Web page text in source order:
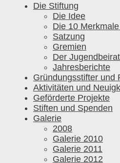
Die Stiftung
Die Idee
Die 10
Satzung
Gremien
Der Jugendbeirat
Jahresberichte
Gründungsstifter und
Aktivitäten und
Geförderte Projekte
Stiften und Spenden
Galerie
2008
Galerie 2010
Galerie 2011
Galerie 2012